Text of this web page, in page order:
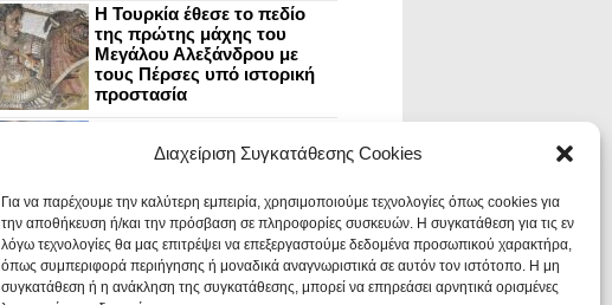
Διαχείριση Συγκατάθεσης Cookies
Για να παρέχουμε την καλύτερη εμπειρία, χρησιμοποιούμε τεχνολογίες όπως cookies για
την αποθήκευση ή/και την πρόσβαση σε πληροφορίες συσκευών. Η συγκατάθεση για τις εν
λόγω τεχνολογίες θα μας επιτρέψει να επεξεργαστούμε δεδομένα προσωπικού χαρακτήρα,
όπως συμπεριφορά περιήγησης ή μοναδικά αναγνωριστικά σε αυτόν τον ιστότοπο. Η μη
συγκατάθεση ή η ανάκληση της συγκατάθεσης, μπορεί να επηρεάσει αρνητικά ορισμένες
Η Τουρκία έθεσε το πεδίο
της πρώτης μάχης του
Μεγάλου Αλεξάνδρου με
τους Πέρσες υπό ιστορική
προστασία
ανακτόρου στην
στο Παλάτι των Δεσποτών
Οι Νεάντερταλ έκαναν
οδοντιατρικές επεμβάσεις σε
χαλασμένα δόντια, σύμφωνα